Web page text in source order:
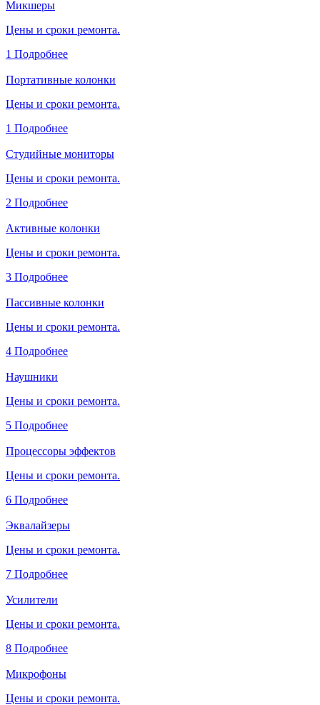
Микшеры
Цены и сроки ремонта.
1 Подробнее
Портативные колонки
Цены и сроки ремонта.
1 Подробнее
Студийные мониторы
Цены и сроки ремонта.
2 Подробнее
Активные колонки
Цены и сроки ремонта.
3 Подробнее
Пассивные колонки
Цены и сроки ремонта.
4 Подробнее
Наушники
Цены и сроки ремонта.
5 Подробнее
Процессоры эффектов
Цены и сроки ремонта.
6 Подробнее
Эквалайзеры
Цены и сроки ремонта.
7 Подробнее
Усилители
Цены и сроки ремонта.
8 Подробнее
Микрофоны
Цены и сроки ремонта.